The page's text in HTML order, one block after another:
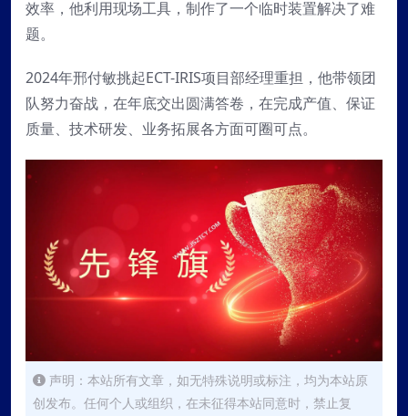
效率，他利用现场工具，制作了一个临时装置解决了难
题。
2024年邢付敏挑起ECT-IRIS项目部经理重担，他带领团
队努力奋战，在年底交出圆满答卷，在完成产值、保证
质量、技术研发、业务拓展各方面可圈可点。
声明：本站所有文章，如无特殊说明或标注，均为本站原
创发布。任何个人或组织，在未征得本站同意时，禁止复